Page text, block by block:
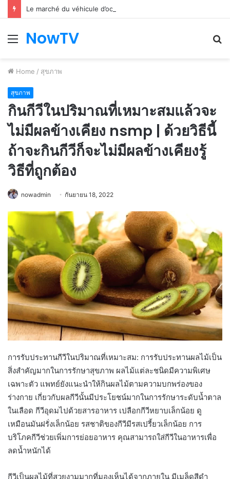
Le marché du véhicule d’occasion en plein essor
Menu
NowTV
Home / สุขภาพ
สุขภาพ
กินกีวีในปริมาณที่เหมาะสมแล้วจะ
ไม่มีผลข้างเคียง nsmp | ด้วยวิธีนี้
ถ้าจะกินกีวีก็จะไม่มีผลข้างเคียงรู้
วิธีที่ถูกต้อง
nowadmin กันยายน 18, 2022
การรับประทานกีวีในปริมาณที่เหมาะสม: การรับประทานผลไม้เป็น
สิ่งสำคัญมากในการรักษาสุขภาพ ผลไม้แต่ละชนิดมีความพิเศษ
เฉพาะตัว แพทย์ยังแนะนำให้กินผลไม้ตามความบกพร่องของ
ร่างกาย เกี่ยวกับผลกีวีนั้นมีประโยชน์มากในการรักษาระดับน้ำตาล
ในเลือด กีวีอุดมไปด้วยสารอาหาร เปลือกกีวีหยาบเล็กน้อย ดู
เหมือนมันฝรั่งเล็กน้อย รสชาติของกีวีมีรสเปรี้ยวเล็กน้อย การ
บริโภคกีวีช่วยเพิ่มการย่อยอาหาร คุณสามารถใส่กีวีในอาหารเพื่อ
ลดน้ำหนักได้
กีวีเป็นผลไม้ที่สวยงามมากที่มองเห็นได้จากภายใน มีเมล็ดสีดำ